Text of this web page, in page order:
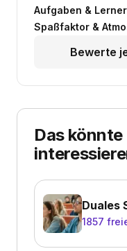
Aufgaben &
Spaßfaktor &
Bewerte
Das
Duales
1857